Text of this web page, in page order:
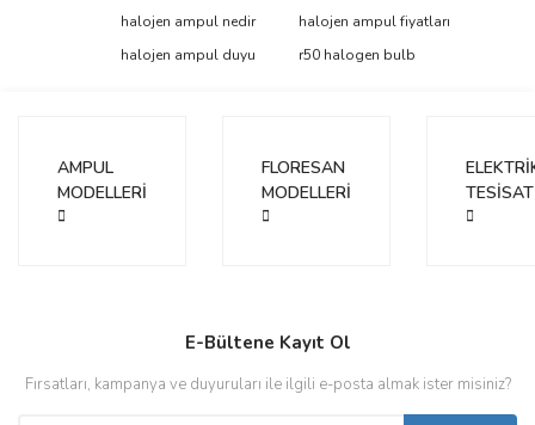
Yorum Yaz
Ürün resmi kalitesiz, bozuk veya görüntülenemiyor.
Bu ürüne benzer farklı alternatifler olmalı.
Gönder
halojen ampul nedir
halojen ampul fiyatları
halojen ampul duyu
r50 halogen bulb
AMPUL
MODELLERİ
FLORESAN
MODELLERİ
TESİSAT
E-Bültene Kayıt Ol
Fırsatları, kampanya ve duyuruları ile ilgili e-posta almak ister misiniz?